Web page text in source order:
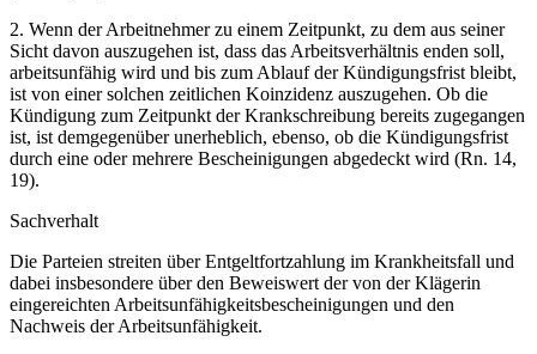
2. Wenn der Arbeitnehmer zu einem Zeitpunkt, zu dem aus seiner
Sicht davon auszugehen ist, dass das Arbeitsverhältnis enden soll,
arbeitsunfähig wird und bis zum Ablauf der Kündigungsfrist bleibt,
ist von einer solchen zeitlichen Koinzidenz auszugehen. Ob die
Kündigung zum Zeitpunkt der Krankschreibung bereits zugegangen
ist, ist demgegenüber unerheblich, ebenso, ob die Kündigungsfrist
durch eine oder mehrere Bescheinigungen abgedeckt wird (Rn. 14,
19).
Sachverhalt
Die Parteien streiten über Entgeltfortzahlung im Krankheitsfall und
dabei insbesondere über den Beweiswert der von der Klägerin
eingereichten Arbeitsunfähigkeitsbescheinigungen und den
Nachweis der Arbeitsunfähigkeit.